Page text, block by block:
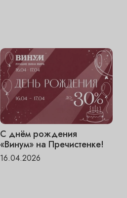
С днём рождения
«Винум» на Пречистенке!
16.04.2026